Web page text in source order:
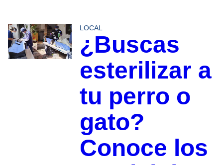
LOCAL
¿Buscas
esterilizar a
tu perro o
gato?
Conoce los